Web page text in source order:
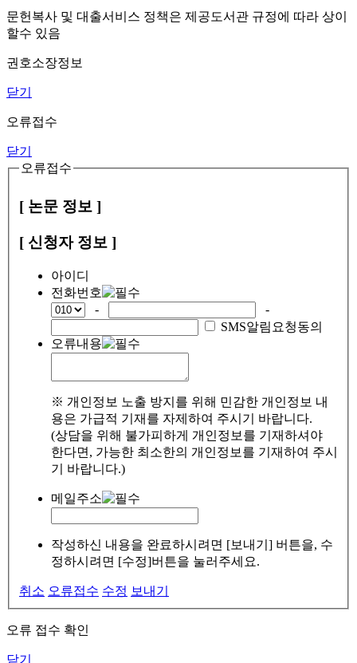
문헌복사 및 대출서비스 정책은 제공도서관 규정에 따라 상이
할수 있음
권호소장정보
닫기
오류접수
닫기
오류접수
[ 논문 정보 ]
[ 신청자 정보 ]
아이디
전화번호
-
-
SMS알림요청동의
오류내용
※ 개인정보 노출 방지를 위해 민감한 개인정보 내
용은 가급적 기재를 자제하여 주시기 바랍니다.
(상담을 위해 불가피하게 개인정보를 기재하셔야
한다면, 가능한 최소한의 개인정보를 기재하여 주시
기 바랍니다.)
메일주소
작성하신 내용을 완료하시려면 [보내기] 버튼을, 수
정하시려면 [수정]버튼을 눌러주세요.
취소 오류접수 수정 보내기
오류 접수 확인
닫기